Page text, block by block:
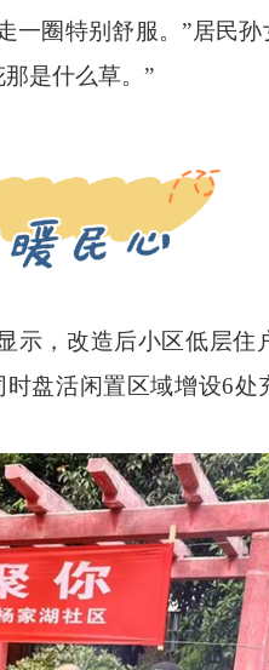
圈特别舒服。”居民孙
是什么草。”
，改造后小区低层住
盘活闲置区域增设6